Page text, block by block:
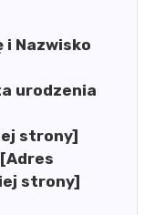
i Nazwisko
urodzenia
strony]
[Adres
strony]